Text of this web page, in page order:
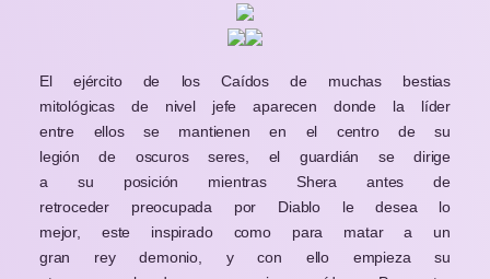
El ejército de los Caídos de muchas bestias
mitológicas de nivel jefe aparecen donde la líder
entre ellos se mantienen en el centro de su
legión de oscuros seres, el guardián se dirige
a su posición mientras Shera antes de
retroceder preocupada por Diablo le desea lo
mejor, este inspirado como para matar a un
gran rey demonio, y con ello empieza su